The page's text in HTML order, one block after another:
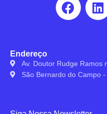
Endereço
Av. Doutor Rudge Ramos
São Bernardo do Campo -